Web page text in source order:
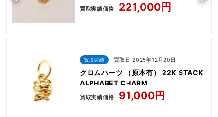
買取実績価格 221,000円
買取実績 買取日 2025年12月20日
クロムハーツ （原本有） 22K STACK
ALPHABET CHARM
買取実績価格 91,000円